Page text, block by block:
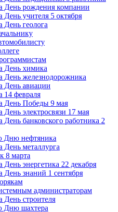
День рождения компании
День учителя 5 октября
День геолога
День химика
День железнодорожника
День авиации
14 февраля
День Победы 9 мая
День электросвязи 17 мая
День банковского работника 2
Дню нефтяника
День металлурга
8 марта
День энергетика 22 декабря
День знаний 1 сентября
администраторам
День строителя
Дню шахтера